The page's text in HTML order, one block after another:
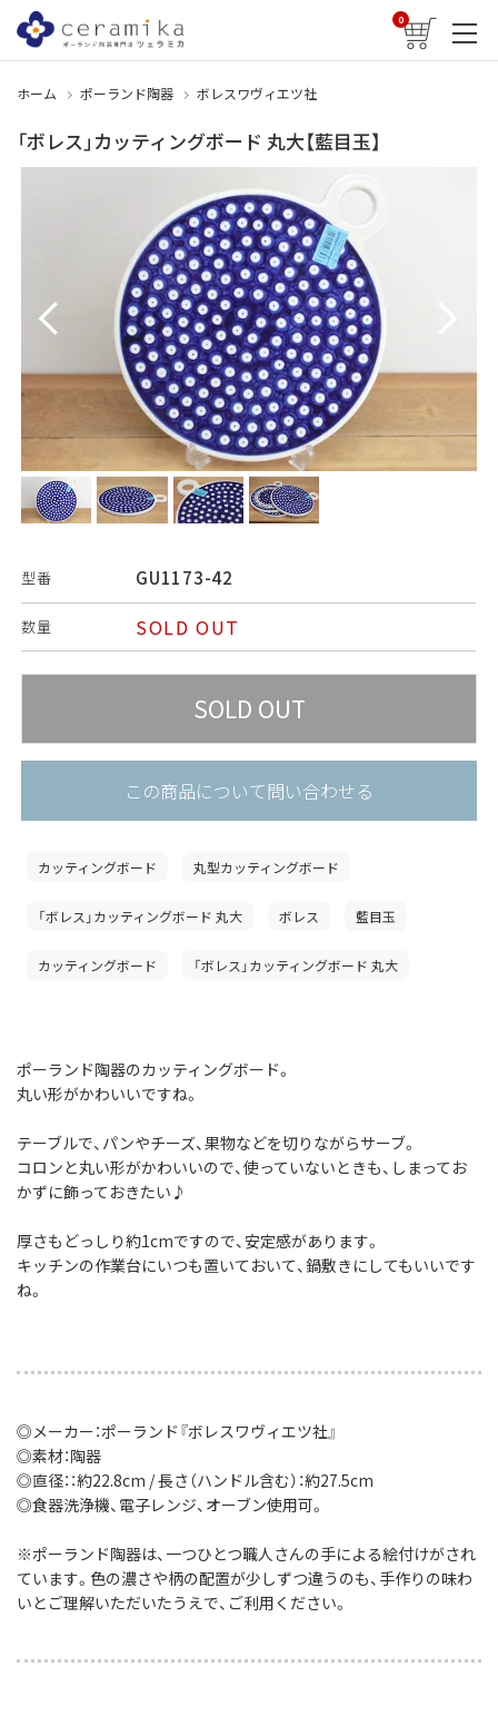
0
ホーム ポーランド陶器 ボレスワヴィエツ社
「ボレス」カッティングボード 丸大【藍目玉】
型番 GU1173-42
数量 SOLD OUT
この商品について問い合わせる
カッティングボード 丸型カッティングボード
「ボレス」カッティングボード 丸大 ボレス 藍目玉
カッティングボード 「ボレス」カッティングボード 丸大
ポーランド陶器のカッティングボード。
丸い形がかわいいですね。
テーブルで、パンやチーズ、果物などを切りながらサーブ。
コロンと丸い形がかわいいので、使っていないときも、しまってお
かずに飾っておきたい♪
厚さもどっしり約1cmですので、安定感があります。
キッチンの作業台にいつも置いておいて、鍋敷きにしてもいいです
ね。
◎メーカー：ポーランド『ボレスワヴィエツ社』
◎素材：陶器
◎直径：：約22.8cm / 長さ（ハンドル含む）：約27.5cm
◎食器洗浄機、電子レンジ、オーブン使用可。
※ポーランド陶器は、一つひとつ職人さんの手による絵付けがされ
ています。色の濃さや柄の配置が少しずつ違うのも、手作りの味わ
いとご理解いただいたうえで、ご利用ください。